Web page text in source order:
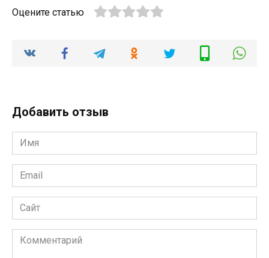
Оцените статью
Добавить отзыв
Имя
*
Email
*
Сайт
Комментарий